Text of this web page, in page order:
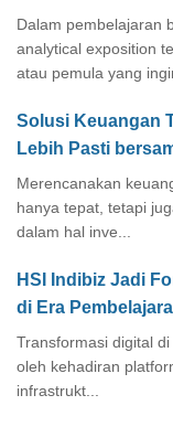
Dalam pembelajaran
analytical exposition
atau pemula yang
Solusi Keuangan
Lebih Pasti
Merencanakan
hanya tepat, tetapi
dalam hal inve...
HSI Indibiz Jadi
di Era
Transformasi digital
oleh kehadiran
infrastrukt...